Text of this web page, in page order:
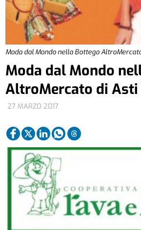
Moda dal Mondo nella Bottega
27 MARZO 2017
Moda dal Mondo
AltroMercato di Asti